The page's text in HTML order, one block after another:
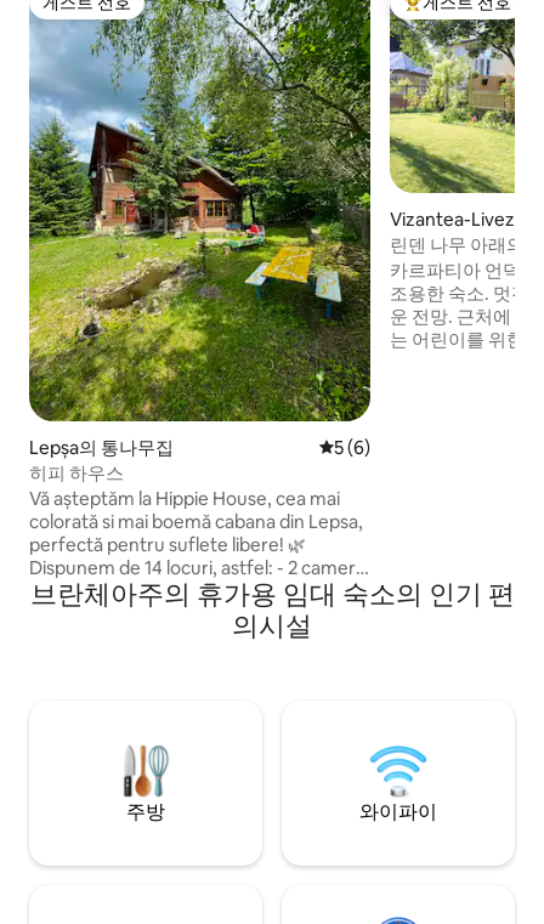
게스트 선호
Lepșa의 통나무집 평점 5점(5점 만점), 후기 6
5 (6)
히피 하우스
Vă așteptăm la Hippie House, cea mai
colorată si mai boemă cabana din Lepsa,
perfectă pentru suflete libere! 🌿
Dispunem de 14 locuri, astfel: - 2 camere
cu pat dublu (4 locuri) - 1 camera cu pat
dublu și 1 pat single (3 locuri) - mansardă
spatioasă, cu 6 paturi de 1 persoană (6
pot vizita Cascada Putnei și Cheile Tișiței.
상위 게스트 선호
Vizantea-Livezi의
린덴 나무 아래의
카르파티아 언덕
조용한 숙소. 멋진
운 전망. 근처에 작은
는 어린이를 위한
브란체아주의 휴가용 임대 숙소의 인기 편
의시설
주방 와이파이